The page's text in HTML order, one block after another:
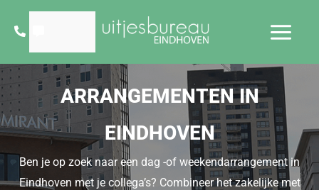
naar
inhoud
ARRANGEMENTEN IN
EINDHOVEN
Ben je op zoek naar een dag -of weekendarrangement in
Eindhoven met je collega’s? Combineer het zakelijke met